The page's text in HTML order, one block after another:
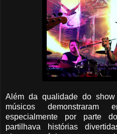
Além da qualidade do
músicos demonstraram
especialmente por parte
partilhava histórias